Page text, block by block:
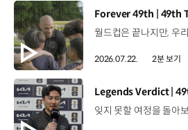
[동영상]
2026.07.22. 2분 보기
[동영상]